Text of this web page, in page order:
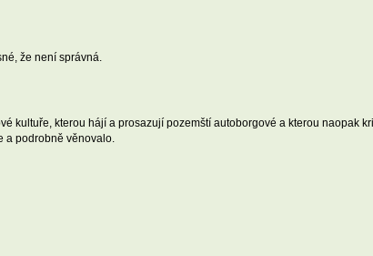
že není správná.
kultuře, kterou hájí a prosazují pozemští autoborgové a kterou naopak
a podrobně věnovalo.